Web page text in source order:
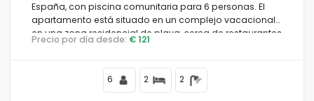
España, con piscina comunitaria para 6 personas. El
apartamento está situado en un complejo vacacional
en una zona residencial de playa, cerca de restaurantes
y bares, tiendas y supermercados, a 50 m de la playa
Precio por día desde: € 121
6 2 2